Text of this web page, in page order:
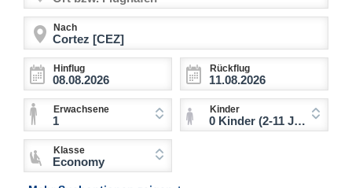
Nach
Hinflug Rückflug
Erwachsene
1
Kinder
0 Kinder (2-11 Jahre)
Klasse
Economy